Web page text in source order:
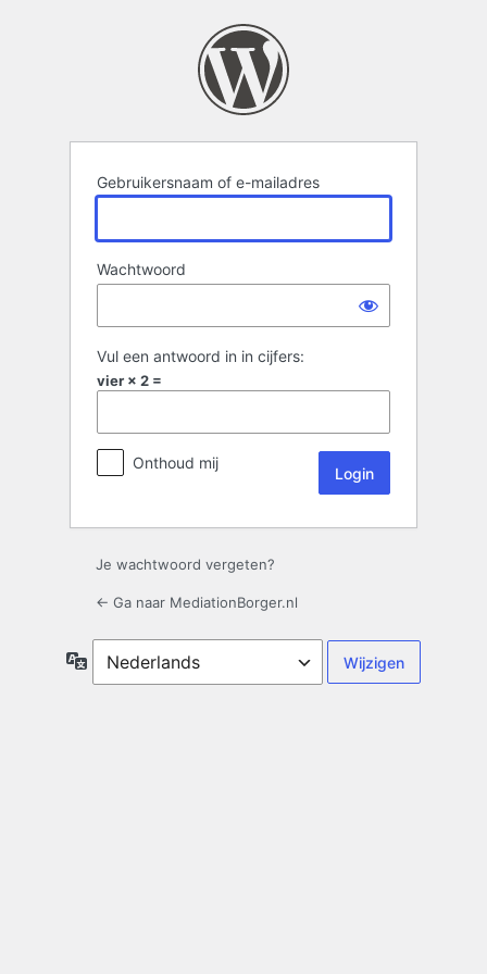
Gebruikersnaam of e-mailadres
Wachtwoord
Vul een antwoord in in cijfers:
vier × 2 =
Onthoud mij
Je wachtwoord vergeten?
← Ga naar MediationBorger.nl
Taal